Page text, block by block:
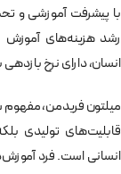
با پیشرفت آموزشی و
رشد هزينه‌های
انسان، دارای نرخ
ميلتون فريدمن، مفهوم
قابليت‌های توليدی
انسانی است. فرد